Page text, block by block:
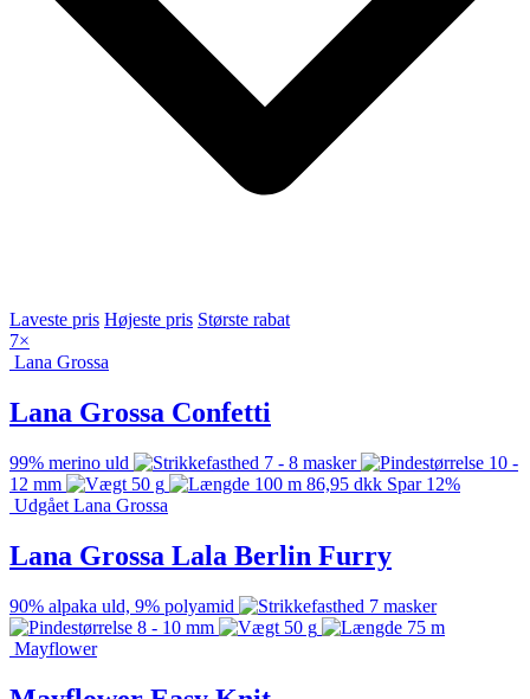
Laveste pris Højeste pris Største rabat
7×
Lana Grossa
Lana Grossa Confetti
99% merino uld 7 - 8 masker
10 -
12 mm
50 g 100 m 86,95 dkk Spar 12%
Udgået Lana Grossa
Lana Grossa Lala Berlin Furry
90% alpaka uld, 9% polyamid
7 masker
8 - 10 mm
50 g
75 m
Mayflower